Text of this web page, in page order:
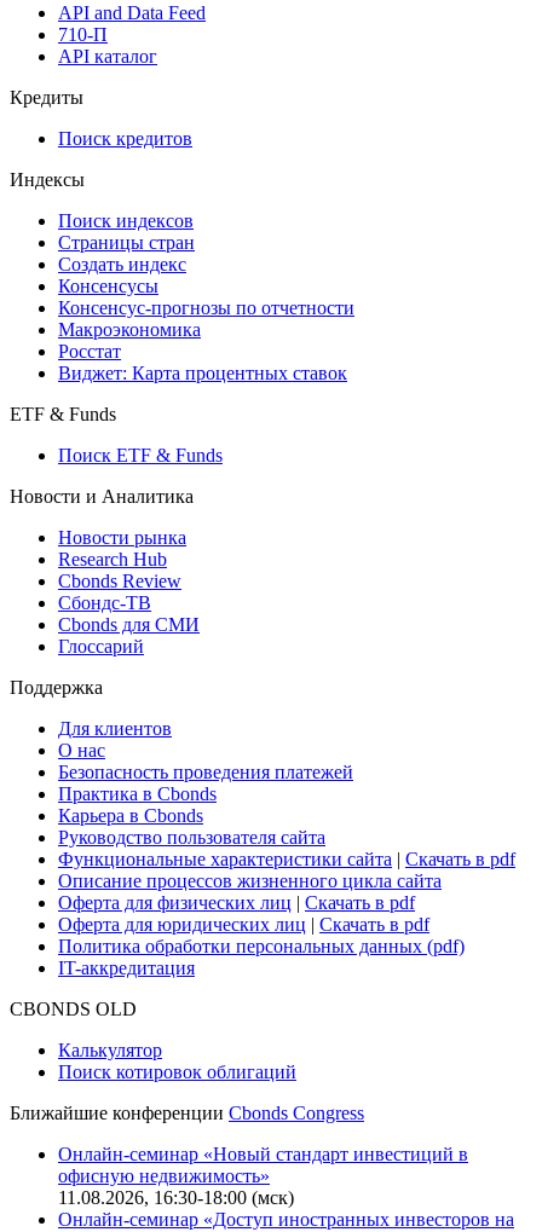
API and Data Feed
710-П
API каталог
Кредиты
Поиск кредитов
Индексы
Поиск индексов
Страницы стран
Создать индекс
Консенсусы
Консенсус-прогнозы по отчетности
Макроэкономика
Росстат
Виджет: Карта процентных ставок
ETF & Funds
Поиск ETF & Funds
Новости и Аналитика
Новости рынка
Research Hub
Cbonds Review
Сбондс-ТВ
Cbonds для СМИ
Глоссарий
Поддержка
Для клиентов
О нас
Безопасность проведения платежей
Практика в Cbonds
Карьера в Cbonds
Руководство пользователя сайта
Функциональные характеристики сайта | Скачать в pdf
Описание процессов жизненного цикла сайта
Оферта для физических лиц | Скачать в pdf
Оферта для юридических лиц | Скачать в pdf
Политика обработки персональных данных (pdf)
IT-аккредитация
CBONDS OLD
Калькулятор
Поиск котировок облигаций
Ближайшие конференции Cbonds Congress
Онлайн-семинар «Новый стандарт инвестиций в
офисную недвижимость»
11.08.2026, 16:30-18:00 (мск)
Онлайн-семинар «Доступ иностранных инвесторов на